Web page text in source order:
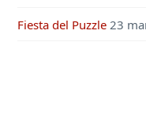
Fiesta del Puzzle 23